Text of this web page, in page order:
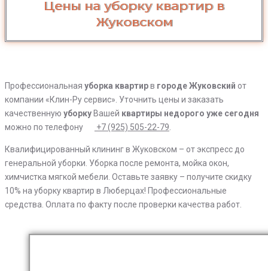
уборка
🏠
Цены на уборку квартир в
Жуковском
Профессиональная уборка квартирв городе Жуковский от
компании «Клин-Ру сервис». Уточнить цены и заказать
качественную уборку Вашей квартиры недорого уже сегодня
можно по телефону
+7 (925) 505-22-79
Квалифицированный клининг в Жуковском – от экспресс до
генеральной уборки. Уборка после ремонта, мойка окон,
химчистка мягкой мебели. Оставьте заявку – получите скидку
10% на уборку квартир в Люберцах! Профессиональные
средства. Оплата по факту после проверки качества работ.